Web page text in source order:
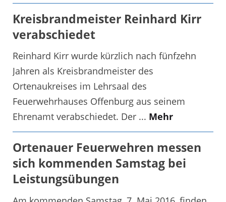
Kreisbrandmeister Reinhard Kirr
verabschiedet
Reinhard Kirr wurde kürzlich nach fünfzehn
Jahren als Kreisbrandmeister des
Ortenaukreises im Lehrsaal des
Feuerwehrhauses Offenburg aus seinem
Ehrenamt verabschiedet. Der ... Mehr
Ortenauer Feuerwehren messen
sich kommenden Samstag bei
Leistungsübungen